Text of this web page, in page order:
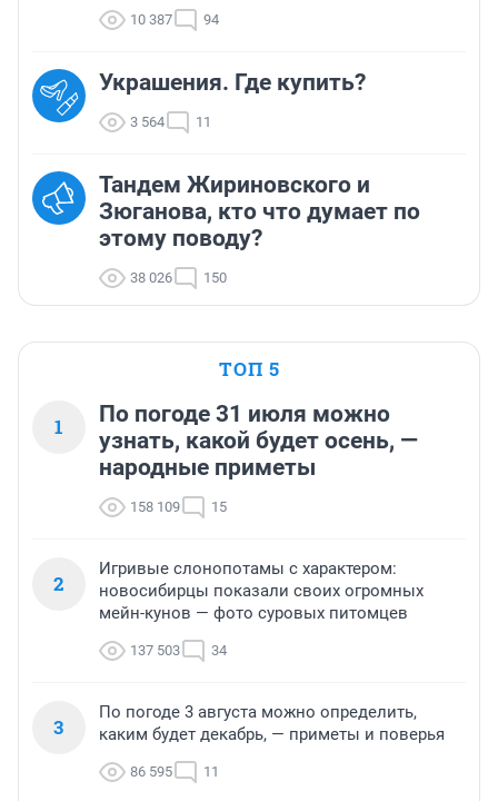
10 387 94
Украшения. Где купить?
3 564 11
Тандем Жириновского и
Зюганова, кто что думает по
этому поводу?
38 026 150
ТОП 5
1
По погоде 31 июля можно
узнать, какой будет осень, —
народные приметы
158 109 15
2
Игривые слонопотамы с характером:
новосибирцы показали своих огромных
мейн-кунов — фото суровых питомцев
137 503 34
3
По погоде 3 августа можно определить,
каким будет декабрь, — приметы и поверья
86 595 11